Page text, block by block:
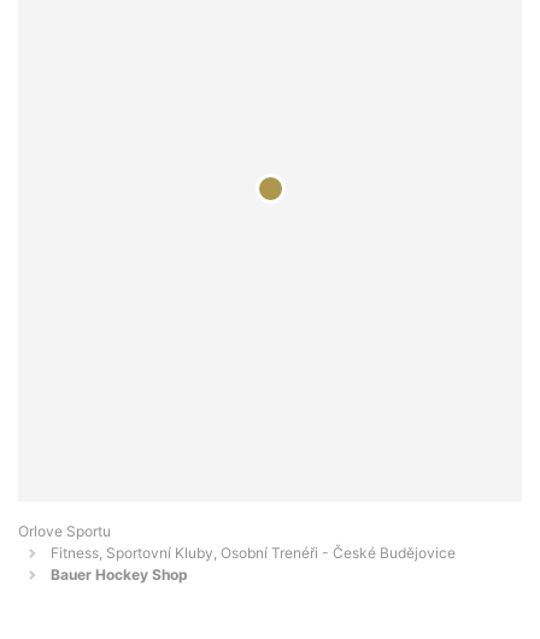
Orlove Sportu
Fitness, Sportovní Kluby, Osobní Trenéři - České Budějovice
Bauer Hockey Shop